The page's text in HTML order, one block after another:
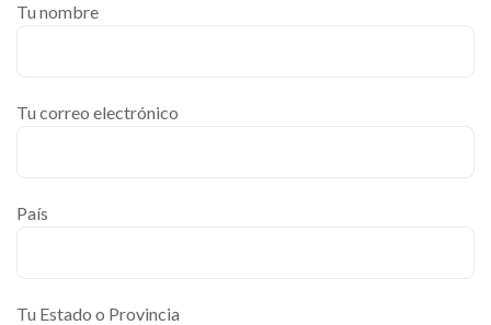
Tu nombre
Tu correo electrónico
País
Tu Estado o Provincia